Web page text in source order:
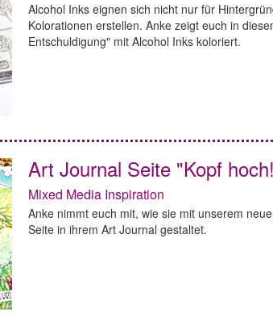
Alcohol Inks eignen sich nicht nur für
Kolorationen erstellen. Anke zeigt euch in
Entschuldigung" mit Alcohol Inks koloriert.
Art Journal Seite "Kopf
Mixed Media Inspiration
Anke nimmt euch mit, wie sie mit unserem
Seite in ihrem Art Journal gestaltet.